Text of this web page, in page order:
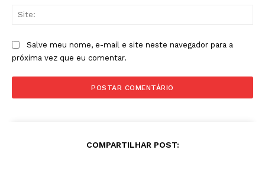
Salve meu nome, e-mail e site neste navegador para a
próxima vez que eu comentar.
COMPARTILHAR POST: